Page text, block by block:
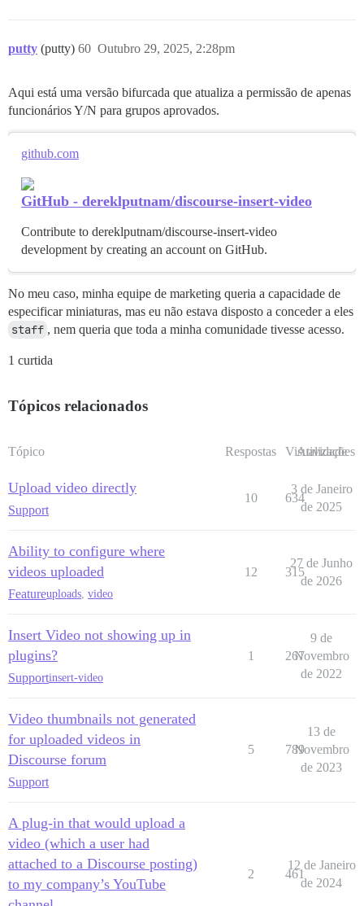
putty (putty) Outubro 29, 2025, 2:28pm
60
Aqui está uma versão bifurcada que atualiza a permissão de apenas
funcionários Y/N para grupos aprovados.
github.com
GitHub - dereklputnam/discourse-insert-video
Contribute to dereklputnam/discourse-insert-video
development by creating an account on GitHub.
No meu caso, minha equipe de marketing queria a capacidade de
especificar miniaturas, mas eu não estava disposto a conceder a eles
staff , nem queria que toda a minha comunidade tivesse acesso.
1 curtida
Tópicos relacionados
Tópico Respostas Visualizações
Atividade
Upload video directly
Support
10 634
3 de Janeiro
de 2025
Ability to configure where
videos uploaded
Featureuploads, video
12 315
27 de Junho
de 2026
Insert Video not showing up in
plugins?
Supportinsert-video
1 267
9 de
Novembro
de 2022
Video thumbnails not generated
for uploaded videos in
Discourse forum
Support
5 789
13 de
Novembro
de 2023
A plug-in that would upload a
video (which a user had
attached to a Discourse posting)
to my company’s YouTube
2 461
12 de Janeiro
de 2024